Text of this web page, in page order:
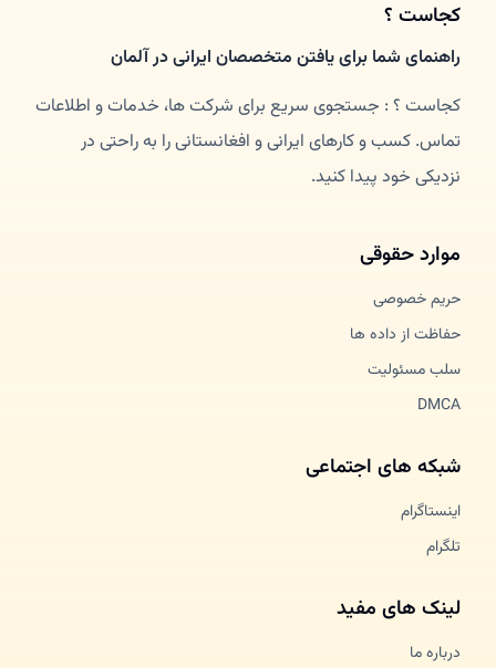
کجاست ؟
راهنمای شما برای یافتن متخصصان ایرانی در آلمان
کجاست ؟ : جستجوی سریع برای شرکت ها، خدمات و اطلاعات
تماس. کسب و کارهای ایرانی و افغانستانی را به راحتی در
نزدیکی خود پیدا کنید.
موارد حقوقی
حریم خصوصی
حفاظت از داده ها
سلب مسئولیت
DMCA
شبکه های اجتماعی
اینستاگرام
تلگرام
لینک های مفید
درباره ما